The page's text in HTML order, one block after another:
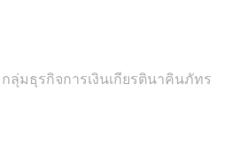
มธุรกิจการเงินเกียรตินาคินภัทร